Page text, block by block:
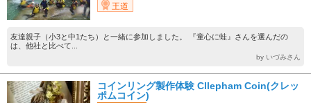
王道
友達親子（小3と中1たち）と一緒に参加しました。 『童心に蛙』さんを選んだの
は、他社と比べて...
by いづみさん
コインリング製作体験 Cllepham Coin(クレッ
ポムコイン)